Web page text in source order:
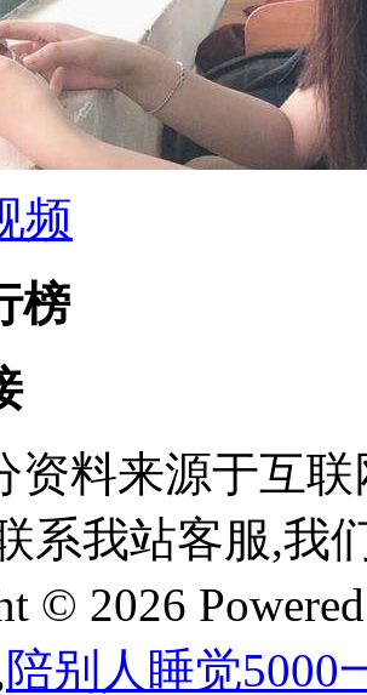
频
榜
资料来源于互
系我站客服,我
© 2026
陪别人睡觉5000